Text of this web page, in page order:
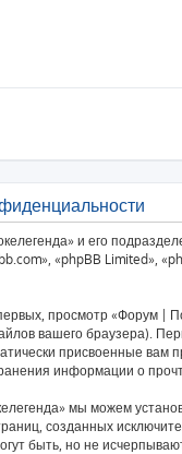
и его
«phpBB Limited»,
просмотр «Форум |
вашего браузера).
присвоенные
информации о
мы можем
созданных
быть, но не